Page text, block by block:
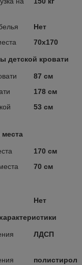
Нет
70х170
детской кровати
87 см
178 см
53 см
170 см
70 см
Нет
ЛДСП
полистирол